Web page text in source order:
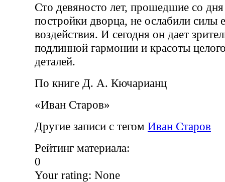
Сто девяносто лет, прошедшие со
постройки дворца, не ослабили силы
воздействия. И сегодня он дает
подлинной гармонии и красоты
деталей.
По книге Д. А. Кючарианц
«Иван Старов»
Другие записи с тегом Иван Старов
Рейтинг материала:
0
Your rating: None